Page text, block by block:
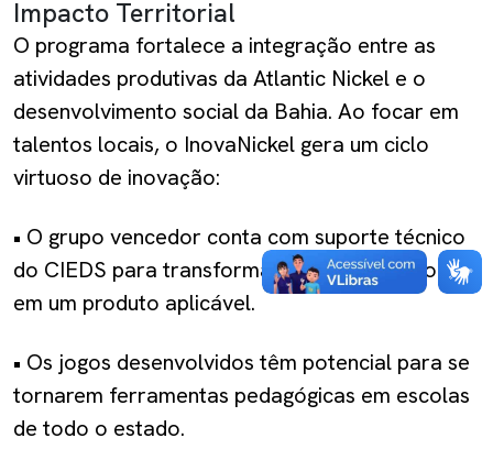
Impacto Territorial
O programa fortalece a integração entre as
atividades produtivas da Atlantic Nickel e o
desenvolvimento social da Bahia. Ao focar em
talentos locais, o InovaNickel gera um ciclo
virtuoso de inovação:
• O grupo vencedor conta com suporte técnico
do CIEDS para transformar a ideia vencedora
em um produto aplicável.
• Os jogos desenvolvidos têm potencial para se
tornarem ferramentas pedagógicas em escolas
de todo o estado.